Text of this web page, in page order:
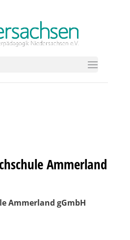
Ammerland
Ammerland gGmbH